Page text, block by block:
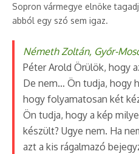
Sopron vármegye elnöke
abból egy szó sem igaz.
Németh Zoltán, Győr-
Péter Arold Örülök, hogy
De nem… Ön tudja, hogy
hogy folyamatosan két
Ön tudja, hogy a kép
készült? Ugye nem. Ha
azt a kis rágalmazó